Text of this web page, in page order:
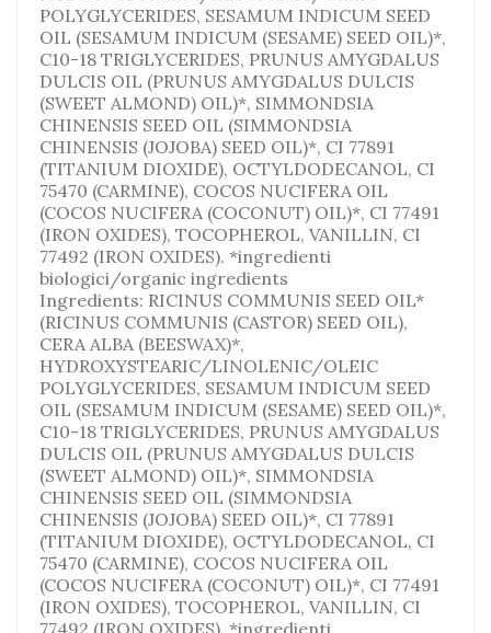
POLYGLYCERIDES, SESAMUM INDICUM SEED
OIL (SESAMUM INDICUM (SESAME) SEED OIL)*,
C10-18 TRIGLYCERIDES, PRUNUS AMYGDALUS
DULCIS OIL (PRUNUS AMYGDALUS DULCIS
(SWEET ALMOND) OIL)*, SIMMONDSIA
CHINENSIS SEED OIL (SIMMONDSIA
CHINENSIS (JOJOBA) SEED OIL)*, CI 77891
(TITANIUM DIOXIDE), OCTYLDODECANOL, CI
75470 (CARMINE), COCOS NUCIFERA OIL
(COCOS NUCIFERA (COCONUT) OIL)*, CI 77491
(IRON OXIDES), TOCOPHEROL, VANILLIN, CI
77492 (IRON OXIDES). *ingredienti
biologici/organic ingredients
Ingredients: RICINUS COMMUNIS SEED OIL*
(RICINUS COMMUNIS (CASTOR) SEED OIL),
CERA ALBA (BEESWAX)*,
HYDROXYSTEARIC/LINOLENIC/OLEIC
POLYGLYCERIDES, SESAMUM INDICUM SEED
OIL (SESAMUM INDICUM (SESAME) SEED OIL)*,
C10-18 TRIGLYCERIDES, PRUNUS AMYGDALUS
DULCIS OIL (PRUNUS AMYGDALUS DULCIS
(SWEET ALMOND) OIL)*, SIMMONDSIA
CHINENSIS SEED OIL (SIMMONDSIA
CHINENSIS (JOJOBA) SEED OIL)*, CI 77891
(TITANIUM DIOXIDE), OCTYLDODECANOL, CI
75470 (CARMINE), COCOS NUCIFERA OIL
(COCOS NUCIFERA (COCONUT) OIL)*, CI 77491
(IRON OXIDES), TOCOPHEROL, VANILLIN, CI
77492 (IRON OXIDES). *ingredienti